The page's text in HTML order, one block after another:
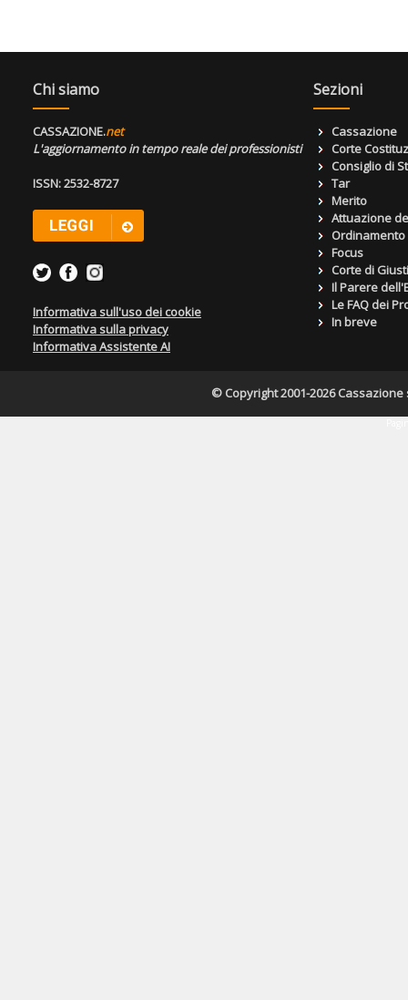
Chi siamo
CASSAZIONE.net
L'aggiornamento in tempo reale dei professionisti
ISSN: 2532-8727
Informativa sull'uso dei cookie
Informativa sulla privacy
Informativa Assistente AI
Sezioni
Cassazione
Corte
Consiglio di
Tar
Merito
Attuazione
Focus
Corte di
Il Parere
Le FAQ dei
In breve
© Copyright 2001-2026 Cassazione